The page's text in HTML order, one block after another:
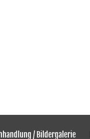
/ Bildergalerie